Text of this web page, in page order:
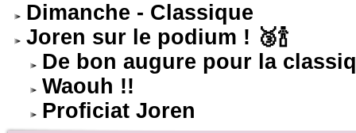
Dimanche - Classique
Joren sur le podium ! 🥉🍾
De bon augure pour la
Waouh !!
Proficiat Joren